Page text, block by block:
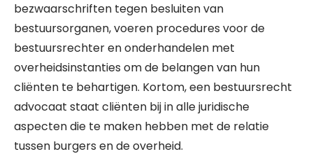
bezwaarschriften tegen besluiten van
bestuursorganen, voeren procedures voor de
bestuursrechter en onderhandelen met
overheidsinstanties om de belangen van hun
cliënten te behartigen. Kortom, een bestuursrecht
advocaat staat cliënten bij in alle juridische
aspecten die te maken hebben met de relatie
tussen burgers en de overheid.